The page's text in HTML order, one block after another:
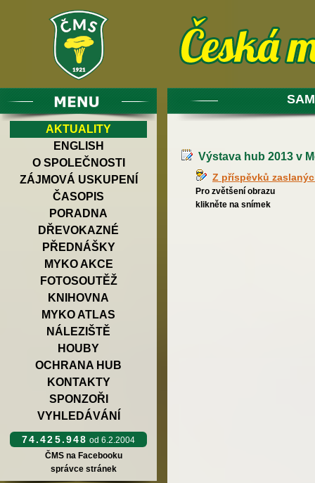
AKTUALITY
ENGLISH
O SPOLEČNOSTI
ZÁJMOVÁ USKUPENÍ
ČASOPIS
PORADNA
DŘEVOKAZNÉ
PŘEDNÁŠKY
MYKO AKCE
FOTOSOUTĚŽ
KNIHOVNA
MYKO ATLAS
NÁLEZIŠTĚ
HOUBY
OCHRANA HUB
KONTAKTY
SPONZOŘI
VYHLEDÁVÁNÍ
74.425.948 od 6.2.2004
ČMS na Facebooku
správce stránek
Výstava hub 2013 v
Z příspěvků
Pro zvětšení obrazu
klikněte na snímek